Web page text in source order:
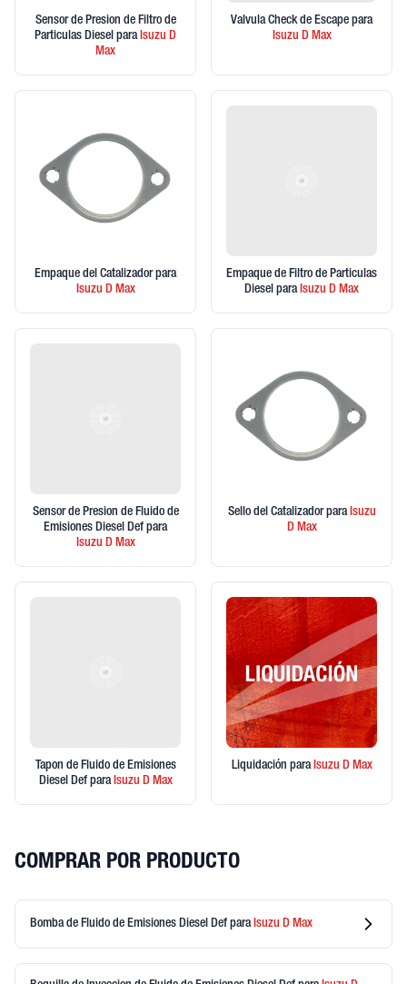
Sensor de Presion de Filtro de
Particulas Diesel paraIsuzu D
Max
Valvula Check de Escape para
Isuzu D Max
Empaque del Catalizador para
Isuzu D Max
Empaque de Filtro de Particulas
Diesel paraIsuzu D Max
Sensor de Presion de Fluido de
Emisiones Diesel Def para
Isuzu D Max
Sello del Catalizador paraIsuzu
D Max
Tapon de Fluido de Emisiones
Diesel Def paraIsuzu D Max
Liquidación paraIsuzu D Max
COMPRAR POR PRODUCTO
Bomba de Fluido de Emisiones Diesel Def para Isuzu D Max